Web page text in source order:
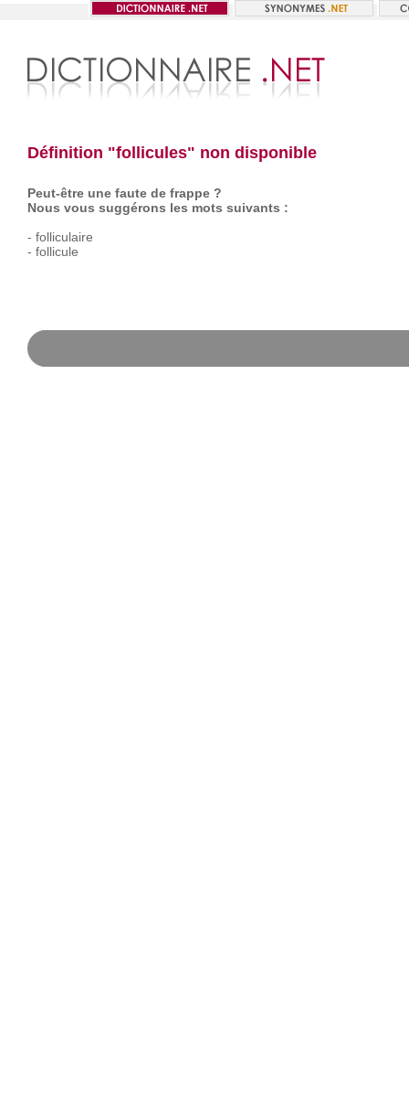
Définition "follicules" non disponible
Peut-être une faute de frappe ?
Nous vous suggérons les mots suivants :
- folliculaire
- follicule